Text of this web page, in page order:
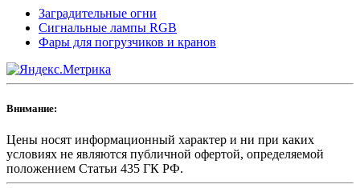
Заградительные огни
Сигнальные лампы RGB
Фары для погрузчиков и кранов
Внимание:
Цены носят информационный характер и ни при каких
условиях не являются публичной офертой, определяемой
положением Статьи 435 ГК РФ.